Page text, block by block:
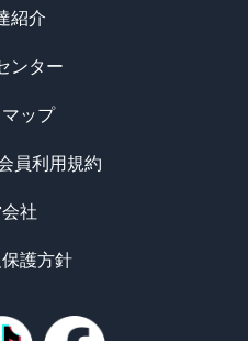
紹介
ンター
ップ
員利用規約
社
護方針